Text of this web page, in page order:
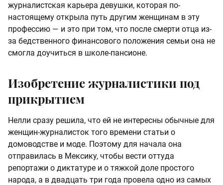
журналистская карьера девушки, которая по-
настоящему открыла путь другим женщинам в эту
профессию — и это при том, что после смерти отца из-
за бедственного финансового положения семьи она не
смогла доучиться в школе-пансионе.
Изобретение журналистики под
прикрытием
Нелли сразу решила, что ей не интересны обычные для
женщин-журналисток того времени статьи о
домоводстве и моде. Поэтому для начала она
отправилась в Мексику, чтобы вести оттуда
репортажи о диктатуре и о тяжкой доле простого
народа, а в двадцать три года провела одно из самых